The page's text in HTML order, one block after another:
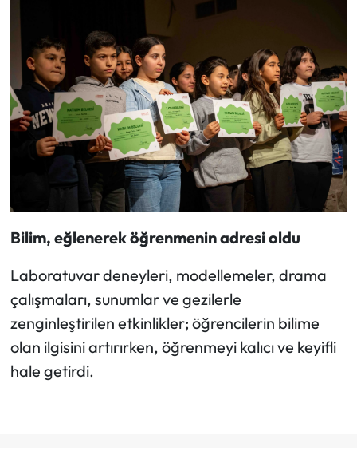
Bilim, eğlenerek öğrenmenin adresi oldu
Laboratuvar deneyleri, modellemeler, drama
çalışmaları, sunumlar ve gezilerle
zenginleştirilen etkinlikler; öğrencilerin bilime
olan ilgisini artırırken, öğrenmeyi kalıcı ve keyifli
hale getirdi.